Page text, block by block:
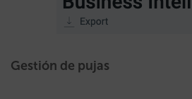
Gestión de pujas